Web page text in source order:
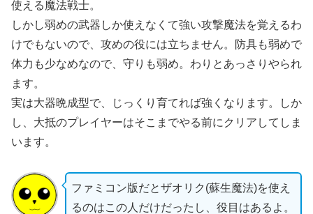
使える魔法戦士。
しかし弱めの武器しか使えなくて強い攻撃魔法を覚えるわ
けでもないので、攻めの役には立ちません。防具も弱めで
体力も少なめなので、守りも弱め。わりとあっさりやられ
ます。
実は大器晩成型で、じっくり育てれば強くなります。しか
し、大抵のプレイヤーはそこまでやる前にクリアしてしま
います。
ファミコン版だとザオリク(蘇生魔法)を使え
るのはこの人だけだったし、役目はあるよ。